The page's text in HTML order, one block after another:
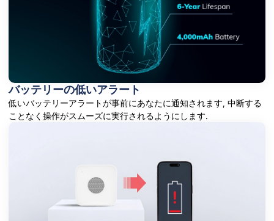
バッテリーの低いアラート
低いバッテリーアラートが事前にあなたに通知されます, 中断する
ことなく操作がスムーズに実行されるようにします.